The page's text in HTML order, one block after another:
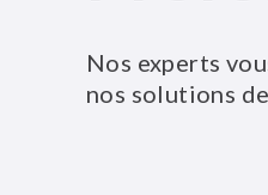
Nos experts
nos solutions